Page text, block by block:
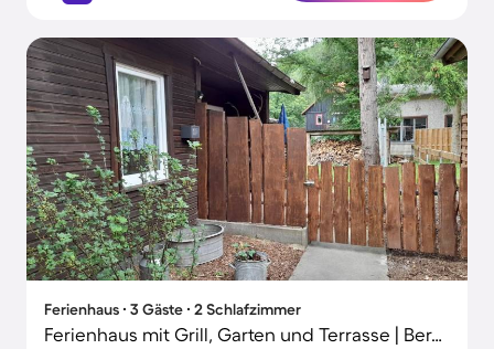
Ferienhaus ∙ 3 Gäste ∙ 2 Schlafzimmer
Ferienhaus mit Grill, Garten und Terrasse | Bergblick